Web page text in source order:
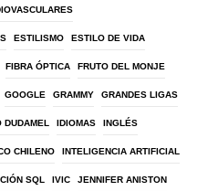
ESTILISMO ESTILO DE VIDA
FIBRA ÓPTICA FRUTO DEL MONJE
GOOGLE GRAMMY GRANDES LIGAS
DUDAMEL IDIOMAS INGLÉS
CHILENO INTELIGENCIA ARTIFICIAL
SQL IVIC JENNIFER ANISTON